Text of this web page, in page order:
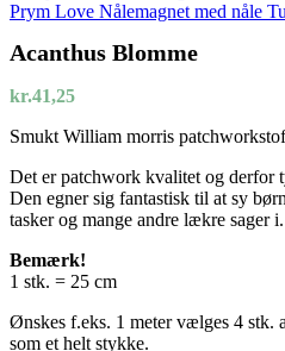
Prym Love Nålemagnet med nåle
Acanthus Blomme
kr.41,25
Smukt William morris patchworkstof
Det er patchwork kvalitet og derfor
Den egner sig fantastisk til at sy
tasker og mange andre lækre sager i.
Bemærk!
1 stk. = 25 cm
Ønskes f.eks. 1 meter vælges 4 stk.
som et helt stykke.